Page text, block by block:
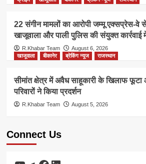
22 संगीन मामलों का आरोपी जम्मू एक्सप्रेस-वे से
खाजूवाला और पाली पुलिस की संयुक्त कार्रवाई
R.Khabar Team
August 6, 2026
खाजूवाला
बीकानेर ब्रेकिंग न्यूज राजस्थान
सीमांत क्षेत्र में अवैध साहूकारी के खिलाफ फूटा
परिवारों ने किया प्रदर्शन
R.Khabar Team August 5, 2026
Connect Us